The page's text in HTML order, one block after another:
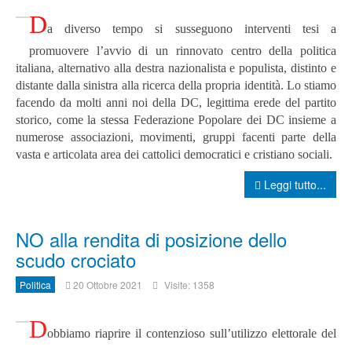
Da diverso tempo si susseguono interventi tesi a
promuovere l’avvio di un rinnovato centro della politica
italiana, alternativo alla destra nazionalista e populista, distinto e
distante dalla sinistra alla ricerca della propria identità. Lo stiamo
facendo da molti anni noi della DC, legittima erede del partito
storico, come la stessa Federazione Popolare dei DC insieme a
numerose associazioni, movimenti, gruppi facenti parte della
vasta e articolata area dei cattolici democratici e cristiano sociali.
Leggi tutto...
NO alla rendita di posizione dello
scudo crociato
Politica 20 Ottobre 2021 Visite: 1358
Dobbiamo riaprire il contenzioso sull’utilizzo elettorale del